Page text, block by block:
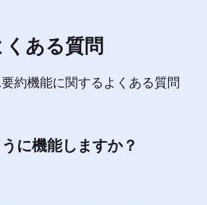
ある質問
約機能に関するよくある質問
に機能しますか？